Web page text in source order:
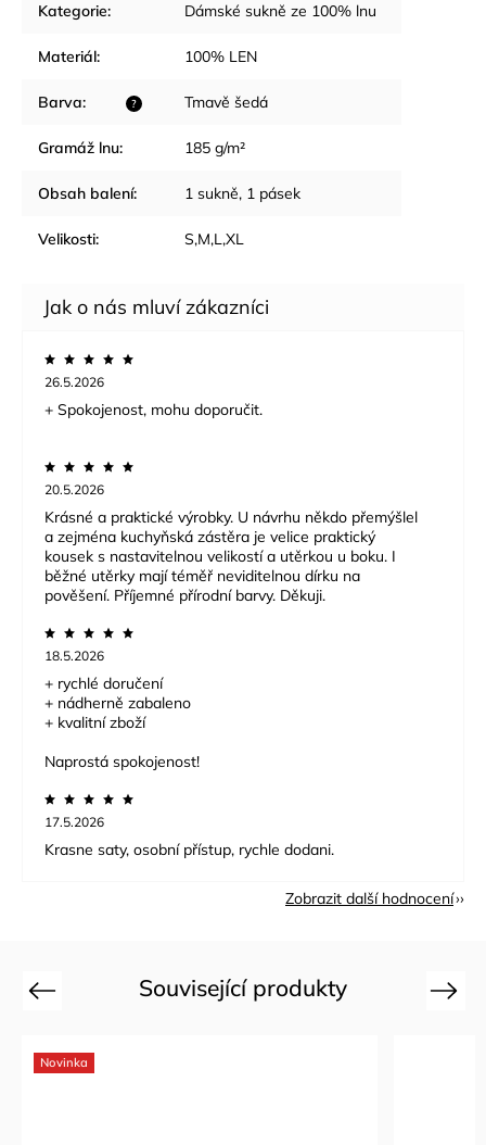
Kategorie: Dámské sukně ze 100% lnu
Materiál: 100% LEN
?
Barva: Tmavě šedá
Gramáž lnu: 185 g/m²
Obsah balení: 1 sukně, 1 pásek
Velikosti: S,M,L,XL
26.5.2026
+ Spokojenost, mohu doporučit.
20.5.2026
Krásné a praktické výrobky. U návrhu někdo přemýšlel
a zejména kuchyňská zástěra je velice praktický
kousek s nastavitelnou velikostí a utěrkou u boku. I
běžné utěrky mají téměř neviditelnou dírku na
pověšení. Příjemné přírodní barvy. Děkuji.
18.5.2026
+ rychlé doručení
+ nádherně zabaleno
+ kvalitní zboží
Naprostá spokojenost!
17.5.2026
Krasne saty, osobní přístup, rychle dodani.
Zobrazit další hodnocení
Související produkty
Previous
Novinka
Next